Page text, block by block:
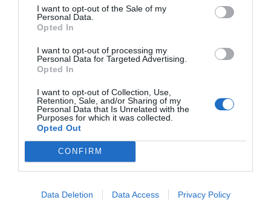
I want to opt-out of the Sale of my
Personal Data.
Opted In
I want to opt-out of processing my
Personal Data for Targeted Advertising.
Opted In
I want to opt-out of Collection, Use,
Retention, Sale, and/or Sharing of my
Personal Data that Is Unrelated with the
Purposes for which it was collected.
Opted Out
CONFIRM
Data Deletion Data Access Privacy Policy
Índex2P
Nike
Mantente informado con las últimas noticias de actualidad.
ACTIVAR AHORA
Compartir
Imprimir